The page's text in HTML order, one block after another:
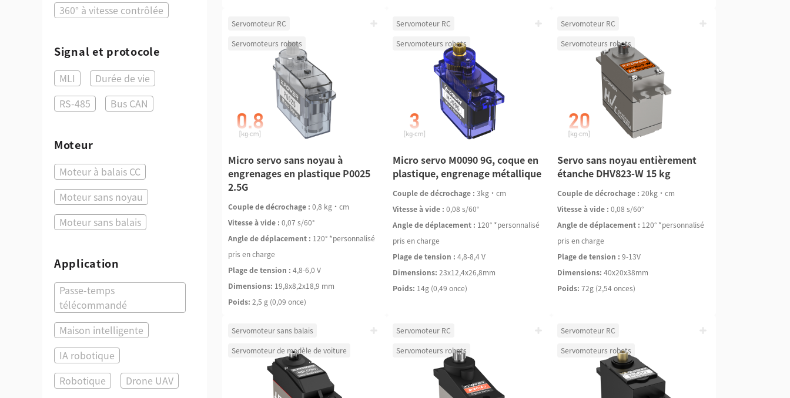
360° à vitesse contrôlée
Signal et protocole
MLI
Durée de vie
RS-485
Bus CAN
Moteur
Moteur à balais CC
Moteur sans noyau
Moteur sans balais
Application
Passe-temps
télécommandé
Maison intelligente
IA robotique
Robotique
Drone UAV
Servomoteur RC
Servomoteurs robots
Micro servo sans noyau à
engrenages en plastique P0025
2.5G
Couple de décrochage : 0,8 kg·cm
Vitesse à vide : 0,07 s/60°
Angle de déplacement : 120° *personnalisé
pris en charge
Plage de tension : 4,8-6,0 V
Dimensions: 19,8x8,2x18,9 mm
Poids: 2,5 g (0,09 once)
Servomoteur RC
Servomoteurs robots
Micro servo M0090 9G, coque en
plastique, engrenage métallique
Couple de décrochage : 3kg·cm
Vitesse à vide : 0,08 s/60°
Angle de déplacement : 120° *personnalisé
pris en charge
Plage de tension : 4,8-8,4 V
Dimensions: 23x12,4x26,8mm
Poids: 14g (0,49 once)
Servomoteur RC
Servomoteurs robots
Servo sans noyau entièrement
étanche DHV823-W 15 kg
Couple de décrochage : 20kg·cm
Vitesse à vide : 0,08 s/60°
Angle de déplacement : 120° *personnalisé
pris en charge
Plage de tension : 9-13V
Dimensions: 40x20x38mm
Poids: 72g (2,54 onces)
Servomoteur sans balais
Servomoteur de modèle de voiture
Servomoteur RC
Servomoteurs robots
Servomoteur RC
Servomoteurs robots